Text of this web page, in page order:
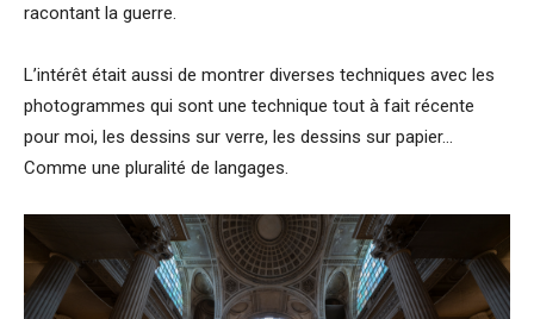
racontant la guerre.
L’intérêt était aussi de montrer diverses techniques avec les
photogrammes qui sont une technique tout à fait récente
pour moi, les dessins sur verre, les dessins sur papier…
Comme une pluralité de langages.